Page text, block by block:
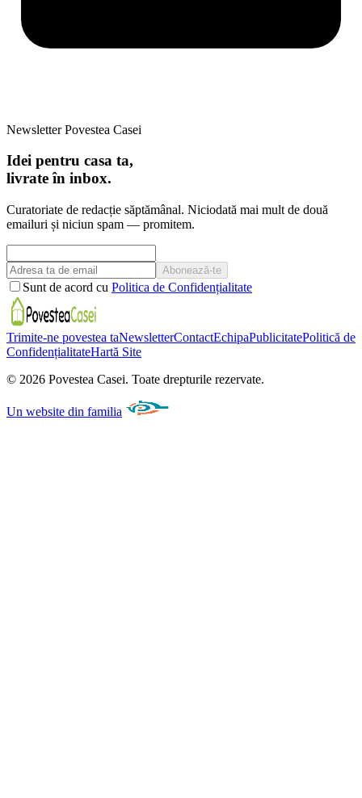
Newsletter Povestea Casei
Idei pentru casa ta,
livrate în inbox.
Curatoriate de redacție săptămânal. Niciodată mai mult de două
emailuri și niciun spam — promitem.
Abonează-te
Sunt de acord cu Politica de Confidențialitate
Trimite-ne povestea taNewsletterContactEchipaPublicitatePolitică de
ConfidențialitateHartă Site
© 2026 Povestea Casei. Toate drepturile rezervate.
Un website din familia